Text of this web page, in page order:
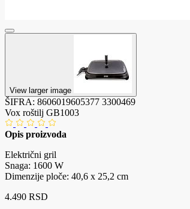
View larger image
ŠIFRA: 8606019605377 3300469
Vox roštilj GB1003
Opis proizvoda
Električni gril
Snaga: 1600 W
Dimenzije ploče: 40,6 x 25,2 cm
4.490 RSD